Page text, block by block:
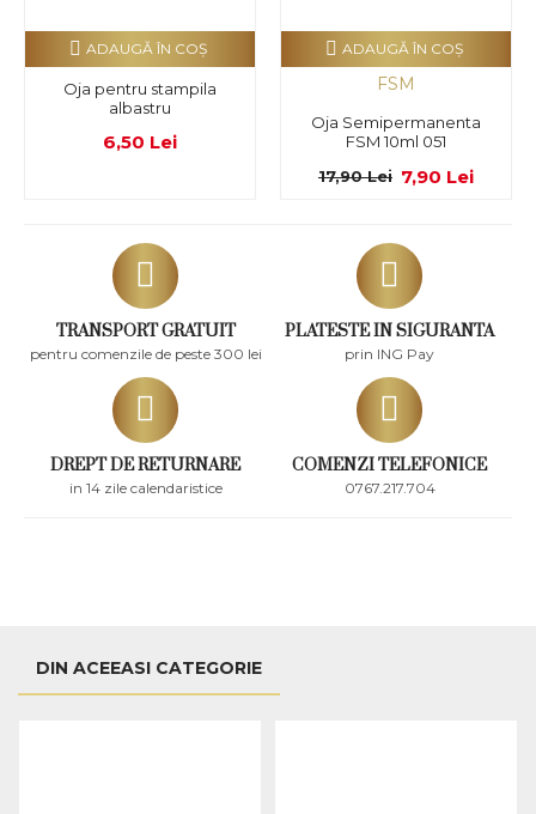
TRANSPORT GRATUIT
pentru comenzile de peste 300 lei
PLATESTE IN SIGURANTA
prin ING Pay
DREPT DE RETURNARE
in 14 zile calendaristice
COMENZI TELEFONICE
0767.217.704
Oja pentru stampila
albastru
6,50 Lei
ADAUGĂ ÎN COŞ
FSM
Oja Semipermanenta
FSM 10ml 051
7,90 Lei
17,90 Lei
ADAUGĂ ÎN COŞ
DIN ACEEASI CATEGORIE